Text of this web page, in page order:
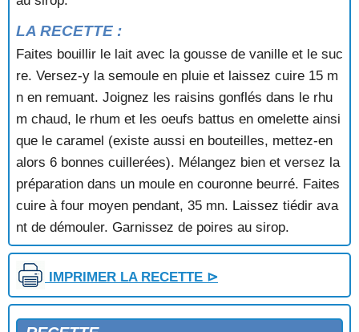
CREME AU MOKA
CREME AU PAMPLEMOUSSE
CREME AUX AMANDES
CREME AUX ANANAS
CREME AUX FRAISES
CREME AUX FRAMBOISES
CREME AUX PECHES
CREME AUX POMMES
CREME BRULEE AUX POIRES
CREME CAIFFA
CREME CARAMEL AUX FRUITS CONFITS
CREME CHOCOLAT
CREME D'ABRICOTS
CREME DE FRUITS AUX FLOCONS D'AVOINE
LA RECETTE :
Faites bouillir le lait avec la gousse de vanille et le suc
re. Versez-y la semoule en pluie et laissez cuire 15 m
n en remuant. Joignez les raisins gonflés dans le rhu
m chaud, le rhum et les oeufs battus en omelette ainsi
que le caramel (existe aussi en bouteilles, mettez-en
alors 6 bonnes cuillerées). Mélangez bien et versez la
préparation dans un moule en couronne beurré. Faites
cuire à four moyen pendant, 35 mn. Laissez tiédir ava
nt de démouler. Garnissez de poires au sirop.
IMPRIMER LA RECETTE ⊳